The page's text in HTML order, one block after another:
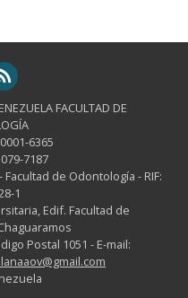
FACULTAD DE
6365
7187
de Odontología - RIF:
1
Edif. Facultad de
Postal 1051 - E-mail: